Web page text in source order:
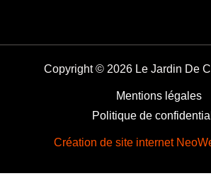
Copyright © 2026 Le Jardin De
Mentions légales
Politique de
Création de site internet